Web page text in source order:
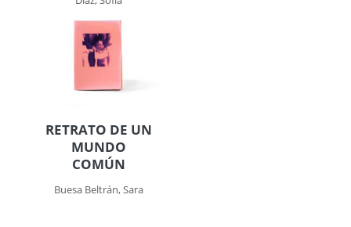
RETRATO DE UN
MUNDO
COMÚN
Buesa Beltrán, Sara